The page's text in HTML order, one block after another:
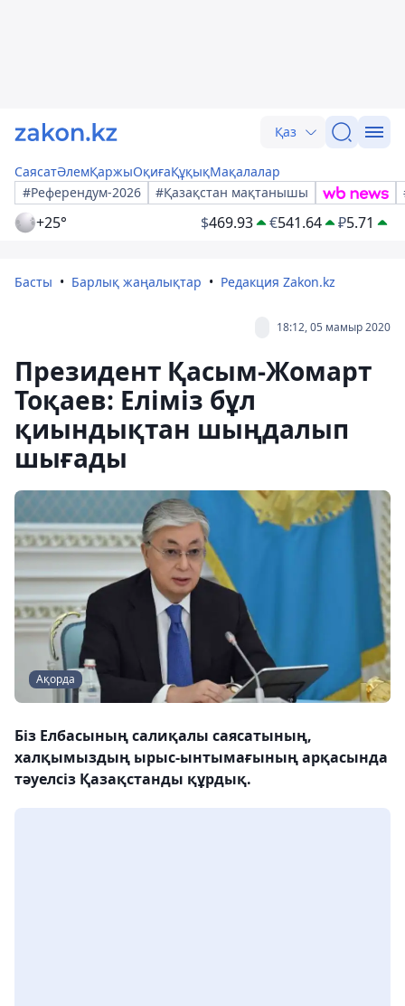
Қаз
СаясатӘлемҚаржыОқиғаҚұқықМақалалар
#Референдум-2026
#Қазақстан мақтанышы
+25° $469.93 €541.64 ₽5.71
Басты Барлық жаңалықтар Редакция Zakon.kz
18:12, 05 мамыр 2020
Президент Қасым-Жомарт
Тоқаев: Еліміз бұл
қиындықтан шыңдалып
шығады
Ақорда
Біз Елбасының салиқалы саяса­тының,
халқымыздың ырыс-ынты­ма­ғының арқасында
тәуелсіз Қазақстанды құрдық.